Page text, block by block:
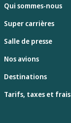
Qui sommes-nous
Super carrières
Salle de presse
Nos avions
Destinations
Tarifs, taxes et frais